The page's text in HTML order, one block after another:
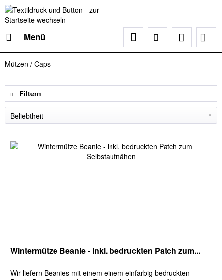
Menü
Mützen / Caps
Filtern
Wintermütze Beanie - inkl. bedruckten Patch zum...
Wir liefern Beanies mit einem einem einfarbig bedruckten